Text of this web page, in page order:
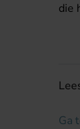
die
Ga